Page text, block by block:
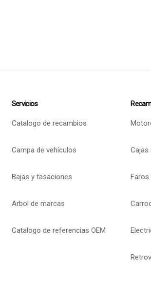
Servicios
Catalogo de recambios
Campa de vehículos
Bajas y tasaciones
Arbol de marcas
Catalogo de referencias OEM
Cajas
Faros